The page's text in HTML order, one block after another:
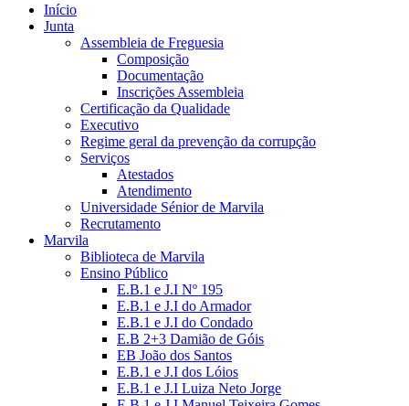
Início
Junta
Assembleia de Freguesia
Composição
Documentação
Inscrições Assembleia
Certificação da Qualidade
Executivo
Regime geral da prevenção da corrupção
Serviços
Atestados
Atendimento
Universidade Sénior de Marvila
Recrutamento
Marvila
Biblioteca de Marvila
Ensino Público
E.B.1 e J.I Nº 195
E.B.1 e J.I do Armador
E.B.1 e J.I do Condado
E.B 2+3 Damião de Góis
EB João dos Santos
E.B.1 e J.I dos Lóios
E.B.1 e J.I Luiza Neto Jorge